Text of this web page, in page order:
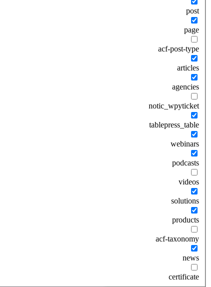
post
page
acf-post-type
articles
agencies
notic_wpyticket
tablepress_table
webinars
podcasts
videos
solutions
products
acf-taxonomy
news
certificate